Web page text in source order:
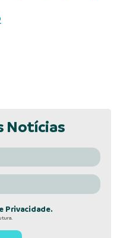
Notícias
Privacidade.